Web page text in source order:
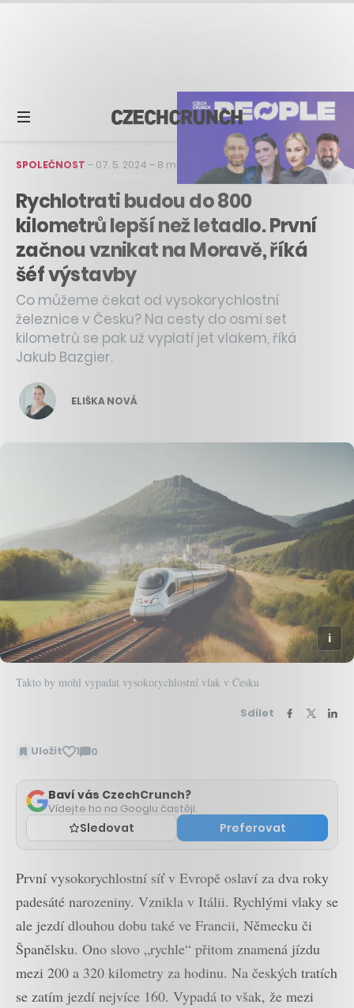
SPOLEČNOST – 07. 5. 2024 – 8 min čtení
Rychlotrati budou do 800
kilometrů lepší než letadlo. První
začnou vznikat na Moravě, říká
šéf výstavby
Co můžeme čekat od vysokorychlostní
železnice v Česku? Na cesty do osmi set
kilometrů se pak už vyplatí jet vlakem, říká
Jakub Bazgier.
ELIŠKA NOVÁ
Takto by mohl vypadat vysokorychlostní vlak v Česku
Sdílet
Uložit 1 0
Zobrazit
Baví vás CzechCrunch?
Vídejte ho na Googlu častěji.
Sledovat Preferovat
První vysokorychlostní síť v Evropě oslaví za dva roky
padesáté narozeniny. Vznikla v Itálii. Rychlými vlaky se
ale jezdí dlouhou dobu také ve Francii, Německu či
Španělsku. Ono slovo „rychle“ přitom znamená jízdu
mezi 200 a 320 kilometry za hodinu. Na českých tratích
se zatím jezdí nejvíce 160. Vypadá to však, že mezi